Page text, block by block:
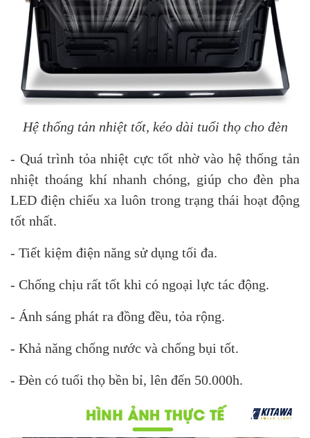
Hệ thống tản nhiệt tốt, kéo dài tuổi thọ cho đèn
- Quá trình tỏa nhiệt cực tốt nhờ vào hệ thống tản
nhiệt thoáng khí nhanh chóng, giúp cho đèn pha
LED điện chiếu xa luôn trong trạng thái hoạt động
tốt nhất.
- Tiết kiệm điện năng sử dụng tối đa.
- Chống chịu rất tốt khi có ngoại lực tác động.
- Ánh sáng phát ra đồng đều, tỏa rộng.
- Khả năng chống nước và chống bụi tốt.
- Đèn có tuổi thọ bền bỉ, lên đến 50.000h.